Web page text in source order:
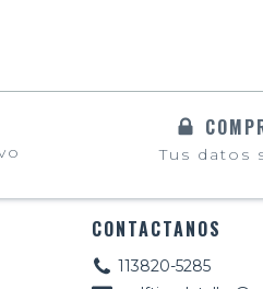
Tus datos
CONTACTANOS
113820-5285